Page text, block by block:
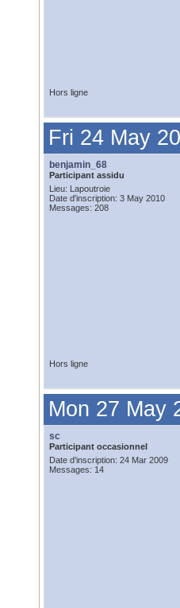
Hors ligne
Fri 24 May
benjamin_68
Participant assidu
Lieu: Lapoutroie
Date d'inscription: 3 May 2010
Messages: 208
Hors ligne
Mon 27 May
sc
Participant occasionnel
Date d'inscription: 24 Mar 2009
Messages: 14